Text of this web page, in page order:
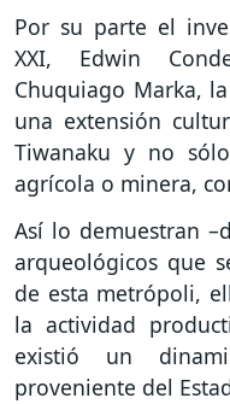
Por su parte el
XXI, Edwin
Chuquiago Marka,
una extensión
Tiwanaku y no
agrícola o minera,
Así lo demuestran
arqueológicos que
de esta metrópoli,
la actividad
existió un
proveniente del